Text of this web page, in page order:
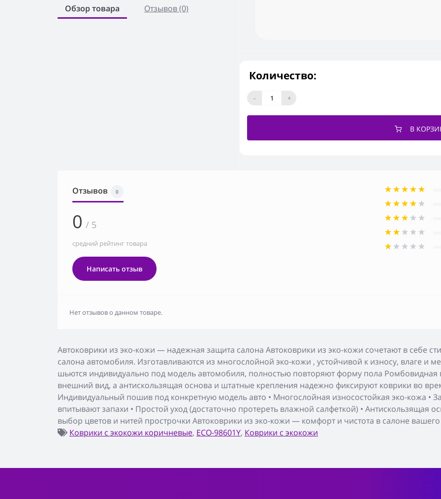
Обзор товара Отзывов (0)
Количество:
- +
В
Автоковрики из эко-кожи — надежная защита салона Автоковрики из эко-кожи сочетают в себе
салона автомобиля. Изготавливаются из многослойной эко-кожи , устойчивой к износу, влаге и
шьются индивидуально под модель автомобиля, полностью повторяют форму пола Ромбовидная
внешний вид, а антискользящая основа и штатные крепления надежно фиксируют коврики во
Индивидуальный пошив под конкретную модель авто • Многослойная износостойкая эко-кожа •
впитывают запахи • Простой уход (достаточно протереть влажной салфеткой) • Антискользящая
выбор цветов и нитей прострочки Автоковрики из эко-кожи — комфорт и чистота в салоне
Коврики с экокожи коричневые, ECO-98601Y, Коврики с экокожи
Отзывов 0
0 / 5
средний рейтинг товара
Написать отзыв
Нет отзывов о данном товаре.